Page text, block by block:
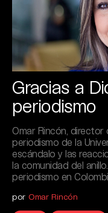
Gracias a
periodismo
Omar Rincón,
periodismo de la
escándalo y las
la comunidad del
periodismo en
por Omar Rincón